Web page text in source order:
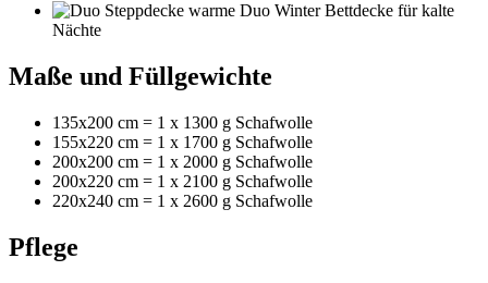
warme Duo Winter Bettdecke für kalte
Nächte
Maße und Füllgewichte
135x200 cm = 1 x 1300 g Schafwolle
155x220 cm = 1 x 1700 g Schafwolle
200x200 cm = 1 x 2000 g Schafwolle
200x220 cm = 1 x 2100 g Schafwolle
220x240 cm = 1 x 2600 g Schafwolle
Pflege